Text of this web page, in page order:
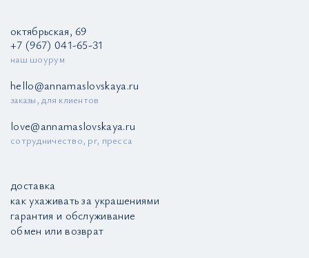
октябрьская, 69
+7 (967) 041-65-31
наш шоурум
hello@annamaslovskaya.ru
заказы, для клиентов
love@annamaslovskaya.ru
сотрудничество, pr, пресса
доставка
как ухаживать за украшениями
гарантия и обслуживание
обмен или возврат